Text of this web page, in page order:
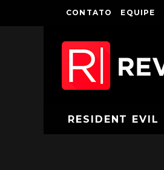
CONTATO EQUIPE
RESIDENT EVIL